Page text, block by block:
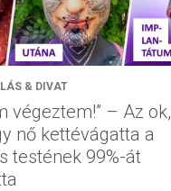
& DIVAT
végeztem!” – Az ok,
nő kettévágatta a
testének 99%-át